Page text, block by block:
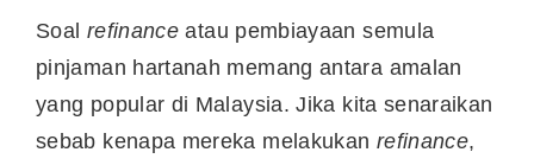
Soal refinanceatau pembiayaan semula
pinjaman hartanah memang antara amalan
yang popular di Malaysia. Jika kita senaraikan
sebab kenapa mereka melakukan refinance,